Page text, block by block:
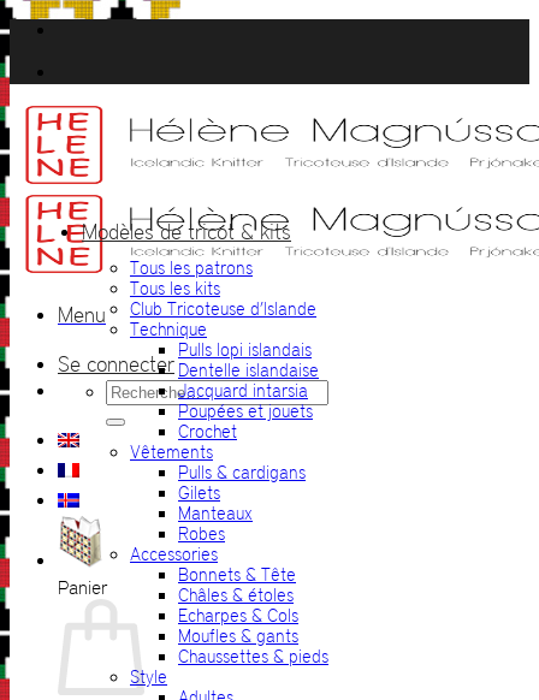
Passer
au
contenu
Menu
Se connecter
Recherche
pour :
Panier
Modèles de tricot & kits
Tous les patrons
Tous les kits
Club Tricoteuse d’Islande
Technique
Pulls lopi islandais
Dentelle islandaise
Jacquard intarsia
Poupées et jouets
Crochet
Vêtements
Pulls & cardigans
Gilets
Manteaux
Robes
Accessories
Bonnets & Tête
Châles & étoles
Echarpes & Cols
Moufles & gants
Chaussettes & pieds
Style